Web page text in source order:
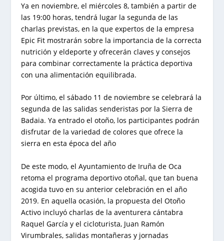
Ya en noviembre, el miércoles 8, también a partir de
las 19:00 horas, tendrá lugar la segunda de las
charlas previstas, en la que expertos de la empresa
Epic Fit mostrarán sobre la importancia de la correcta
nutrición y eldeporte y ofrecerán claves y consejos
para combinar correctamente la práctica deportiva
con una alimentación equilibrada.
Por último, el sábado 11 de noviembre se celebrará la
segunda de las salidas senderistas por la Sierra de
Badaia. Ya entrado el otoño, los participantes podrán
disfrutar de la variedad de colores que ofrece la
sierra en esta época del año
De este modo, el Ayuntamiento de Iruña de Oca
retoma el programa deportivo otoñal, que tan buena
acogida tuvo en su anterior celebración en el año
2019. En aquella ocasión, la propuesta del Otoño
Activo incluyó charlas de la aventurera cántabra
Raquel García y el cicloturista, Juan Ramón
Virumbrales, salidas montañeras y jornadas